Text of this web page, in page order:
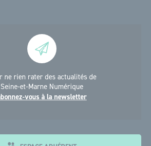
ne rien rater des actualités de
Seine-et-Marne Numérique
vous à la newsletter